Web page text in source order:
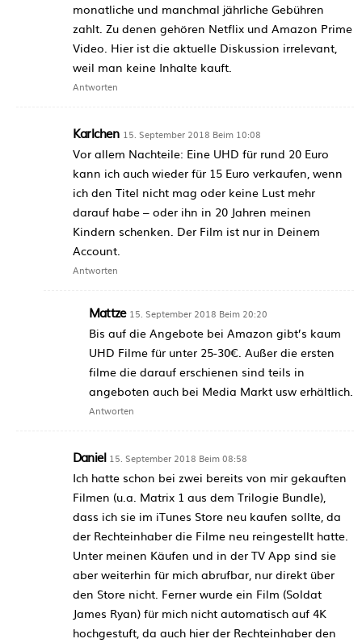
monatliche und manchmal jährliche Gebühren
zahlt. Zu denen gehören Netflix und Amazon Prime
Video. Hier ist die aktuelle Diskussion irrelevant,
weil man keine Inhalte kauft.
Antworten
Karlchen 15. September 2018 Beim 10:08
Vor allem Nachteile: Eine UHD für rund 20 Euro
kann ich auch wieder für 15 Euro verkaufen, wenn
ich den Titel nicht mag oder keine Lust mehr
darauf habe – oder ihn in 20 Jahren meinen
Kindern schenken. Der Film ist nur in Deinem
Account.
Antworten
Mattze 15. September 2018 Beim 20:20
Bis auf die Angebote bei Amazon gibt’s kaum
UHD Filme für unter 25-30€. Außer die ersten
filme die darauf erschienen sind teils in
angeboten auch bei Media Markt usw erhältlich.
Antworten
Daniel 15. September 2018 Beim 08:58
Ich hatte schon bei zwei bereits von mir gekauften
Filmen (u.a. Matrix 1 aus dem Trilogie Bundle),
dass ich sie im iTunes Store neu kaufen sollte, da
der Rechteinhaber die Filme neu reingestellt hatte.
Unter meinen Käufen und in der TV App sind sie
aber weiterhin für mich abrufbar, nur direkt über
den Store nicht. Ferner wurde ein Film (Soldat
James Ryan) für mich nicht automatisch auf 4K
hochgestuft, da auch hier der Rechteinhaber den